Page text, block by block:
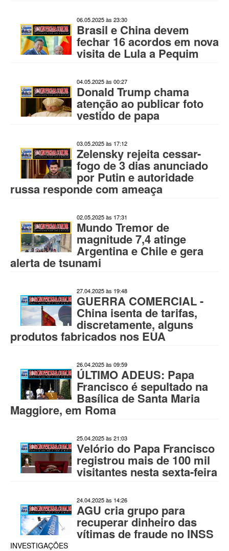
06.05.2025 às 23:30
Brasil e China devem
fechar 16 acordos em nova
visita de Lula a Pequim
04.05.2025 às 00:27
Donald Trump chama
atenção ao publicar foto
vestido de papa
03.05.2025 às 17:12
Zelensky rejeita cessar-
fogo de 3 dias anunciado
por Putin e autoridade
russa responde com ameaça
02.05.2025 às 17:31
Mundo Tremor de
magnitude 7,4 atinge
Argentina e Chile e gera
alerta de tsunami
27.04.2025 às 19:48
GUERRA COMERCIAL -
China isenta de tarifas,
discretamente, alguns
produtos fabricados nos EUA
26.04.2025 às 09:59
ÚLTIMO ADEUS: Papa
Francisco é sepultado na
Basílica de Santa Maria
Maggiore, em Roma
25.04.2025 às 21:03
Velório do Papa Francisco
registrou mais de 100 mil
visitantes nesta sexta-feira
24.04.2025 às 14:26
AGU cria grupo para
recuperar dinheiro das
vítimas de fraude no INSS
INVESTIGAÇÕES